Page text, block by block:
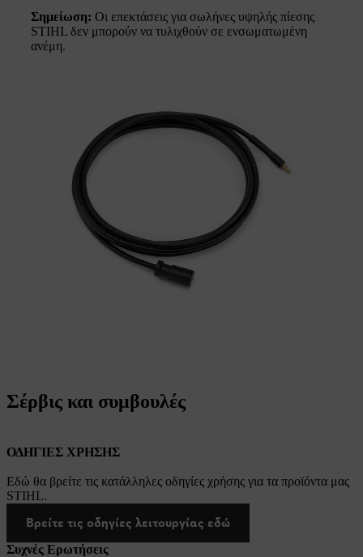
Σημείωση: Οι επεκτάσεις για σωλήνες υψηλής πίεσης
STIHL δεν μπορούν να τυλιχθούν σε ενσωματωμένη
ανέμη.
Σέρβις και συμβουλές
ΟΔΗΓΙΕΣ ΧΡΗΣΗΣ
Εδώ θα βρείτε τις κατάλληλες οδηγίες χρήσης για τα προϊόντα μας
STIHL.
Βρείτε τις οδηγίες λειτουργίας εδώ
Συχνές Ερωτήσεις